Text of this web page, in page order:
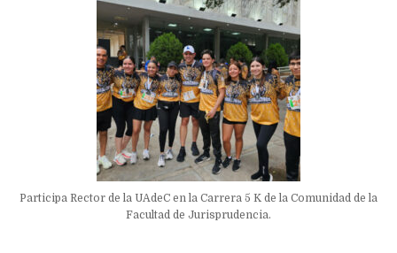
Participa Rector de la UAdeC en la Carrera 5 K de la Comunidad de la
Facultad de Jurisprudencia.